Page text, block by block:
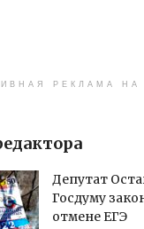
РЕКЛАМА НА
Депутат
Госдуму
отмене ЕГЭ